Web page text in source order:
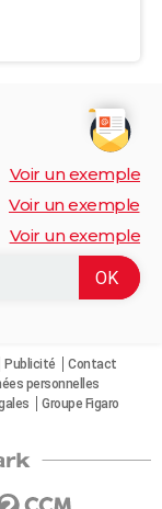
Voir un exemple
Voir un exemple
Voir un exemple
Publicité
Contact
personnelles
Groupe Figaro